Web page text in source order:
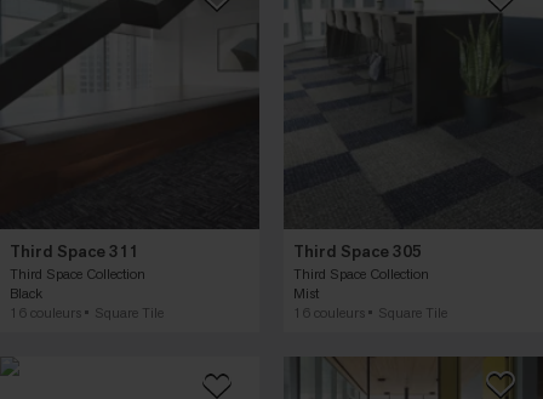
Third Space 311
Third Space Collection
Black
16 couleurs
Square Tile
Third Space 305
Third Space Collection
Mist
16 couleurs
Square Tile